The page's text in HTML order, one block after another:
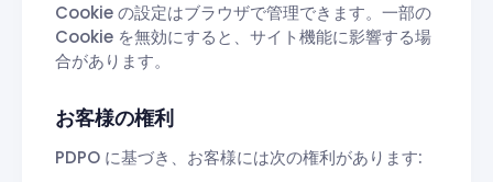
Cookie の設定はブラウザで管理できます。一部の
Cookie を無効にすると、サイト機能に影響する場
合があります。
お客様の権利
PDPO に基づき、お客様には次の権利があります: